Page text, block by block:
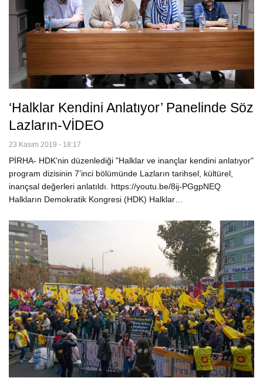
‘Halklar Kendini Anlatıyor’ Panelinde Söz
Lazların-VİDEO
23 Kasım 2019 - 18:17
PİRHA- HDK'nin düzenlediği "Halklar ve inançlar kendini anlatıyor"
program dizisinin 7’inci bölümünde Lazların tarihsel, kültürel,
inançsal değerleri anlatıldı. https://youtu.be/8ij-PGgpNEQ
Halkların Demokratik Kongresi (HDK) Halklar…